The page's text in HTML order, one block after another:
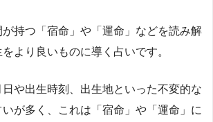
が持つ「宿命」や「運命」などを読み解
より良いものに導く占いです。
日や出生時刻、出生地といった不変的な
が多く、これは「宿命」や「運命」に